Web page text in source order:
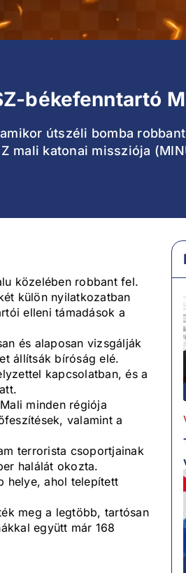
békefenntartó
útszéli bomba
mali katonai missziója
közelében robbant fel.
külön nyilatkozatban
elleni támadások a
és alaposan vizsgálják
állítsák bíróság elé.
kapcsolatban, és a
minden régiója
valamint a
terrorista csoportjainak
halálát okozta.
helye, ahol telepített
meg a legtöbb, tartósan
együtt már 168